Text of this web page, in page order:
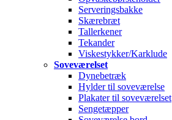
Serveringsbakke
Skærebræt
Tallerkener
Tekander
Viskestykker/Karklude
Soveværelset
Dynebetræk
Hylder til soveværelse
Plakater til soveværelset
Sengetæpper